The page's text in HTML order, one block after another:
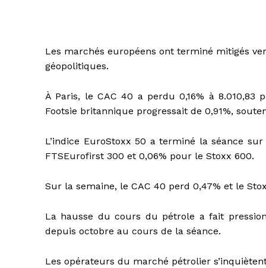
Les marchés européens ont terminé mitigés
géopolitiques.
À Paris, le CAC 40 a perdu 0,16% à
Footsie britannique progressait de 0,91%,
L’indice EuroStoxx 50 a terminé la séance
FTSEurofirst 300 et 0,06% pour le Stoxx 600.
Sur la semaine, le CAC 40 perd 0,47% et le
La hausse du cours du pétrole a fait
depuis octobre au cours de la séance.
Les opérateurs du marché pétrolier